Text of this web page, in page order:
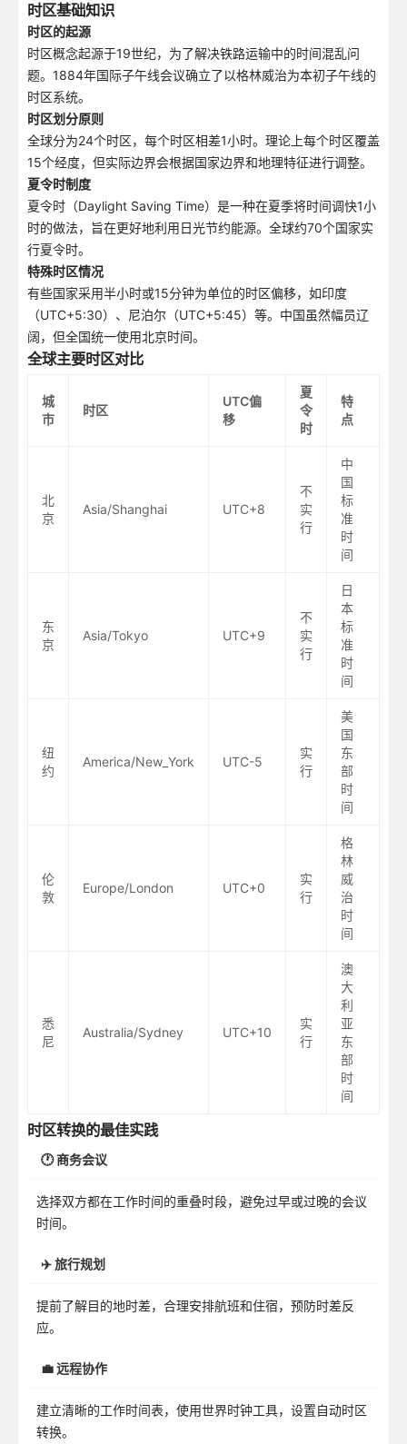
时区基础知识
时区的起源
时区概念起源于19世纪，为了解决铁路运输中的时间混乱问
题。1884年国际子午线会议确立了以格林威治为本初子午线的
时区系统。
时区划分原则
全球分为24个时区，每个时区相差1小时。理论上每个时区覆盖
15个经度，但实际边界会根据国家边界和地理特征进行调整。
夏令时制度
夏令时（Daylight Saving Time）是一种在夏季将时间调快1小
时的做法，旨在更好地利用日光节约能源。全球约70个国家实
行夏令时。
特殊时区情况
有些国家采用半小时或15分钟为单位的时区偏移，如印度
（UTC+5:30）、尼泊尔（UTC+5:45）等。中国虽然幅员辽
阔，但全国统一使用北京时间。
全球主要时区对比
城
市
时区
UTC偏
移
夏
令
时
特
点
北
京
Asia/Shanghai UTC+8
不
实
行
中
国
标
准
时
间
东
京
Asia/Tokyo UTC+9
不
实
行
日
本
标
准
时
间
纽
约
America/New_York UTC-5
实
行
美
国
东
部
时
间
伦
敦
Europe/London UTC+0
实
行
格
林
威
治
时
间
悉
尼
Australia/Sydney UTC+10
实
行
澳
大
利
亚
东
部
时
间
时区转换的最佳实践
🕐 商务会议
选择双方都在工作时间的重叠时段，避免过早或过晚的会议
时间。
✈️ 旅行规划
提前了解目的地时差，合理安排航班和住宿，预防时差反
应。
💼 远程协作
建立清晰的工作时间表，使用世界时钟工具，设置自动时区
转换。